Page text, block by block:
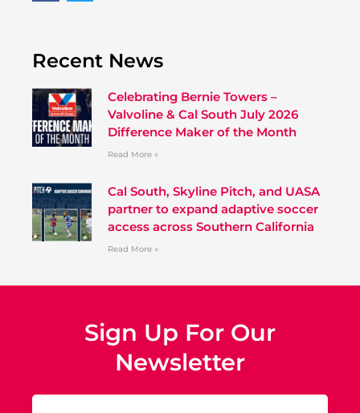
Recent News
Celebrating Bernie Towers –
Valvoline & Cal South July 2026
Difference Maker of the Month
Read More »
Cal South, Skyline Pitch, and UASA
partner to expand adaptive soccer
access across Southern California
Read More »
Sign Up For Our
Newsletter